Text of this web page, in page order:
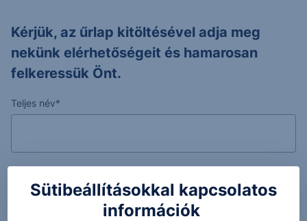
Kérjük, az űrlap kitöltésével adja meg
nekünk elérhetőségeit és hamarosan
felkeressük Önt.
Teljes név*
Sütibeállításokkal kapcsolatos
információk